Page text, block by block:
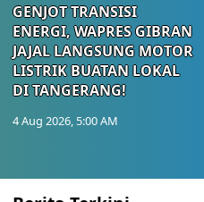
GENJOT TRANSISI
ENERGI, WAPRES GIBRAN
JAJAL LANGSUNG MOTOR
LISTRIK BUATAN LOKAL
DI TANGERANG!
4 Aug 2026, 5:00 AM